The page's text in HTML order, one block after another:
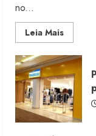
no...
Leia MaisRead
more
Morena
Rosa
lança
franquia
com